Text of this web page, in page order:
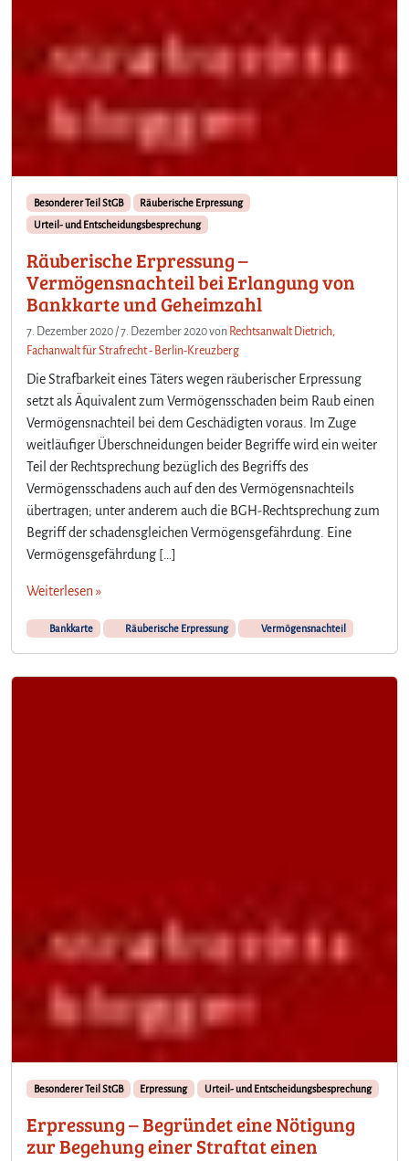
Besonderer Teil StGB
Räuberische Erpressung
Urteil- und Entscheidungsbesprechung
Räuberische Erpressung –
Vermögensnachteil bei Erlangung von
Bankkarte und Geheimzahl
7. Dezember 2020 /7. Dezember 2020von Rechtsanwalt Dietrich,
Fachanwalt für Strafrecht - Berlin-Kreuzberg
Die Strafbarkeit eines Täters wegen räuberischer Erpressung
setzt als Äquivalent zum Vermögensschaden beim Raub einen
Vermögensnachteil bei dem Geschädigten voraus. Im Zuge
weitläufiger Überschneidungen beider Begriffe wird ein weiter
Teil der Rechtsprechung bezüglich des Begriffs des
Vermögensschadens auch auf den des Vermögensnachteils
übertragen; unter anderem auch die BGH-Rechtsprechung zum
Begriff der schadensgleichen Vermögensgefährdung. Eine
Vermögensgefährdung […]
Weiterlesen »
Bankkarte Räuberische Erpressung Vermögensnachteil
Besonderer Teil StGB Erpressung Urteil- und Entscheidungsbesprechung
Erpressung – Begründet eine Nötigung
zur Begehung einer Straftat einen